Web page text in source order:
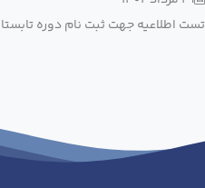
تست اطلاعیه جهت ثبت نام دوره